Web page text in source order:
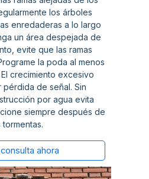
los árboles
enredaderas a lo largo
un área despejada de
evite que las ramas
la poda al menos
crecimiento excesivo
de señal. Sin
por agua evita
siempre después de
tormentas.
ahora